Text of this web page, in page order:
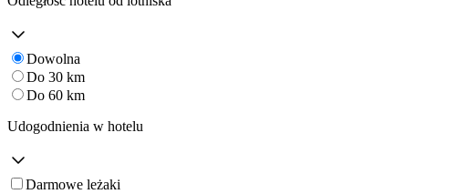
Dowolna
Do 30 km
Do 60 km
Udogodnienia w hotelu
Darmowe leżaki